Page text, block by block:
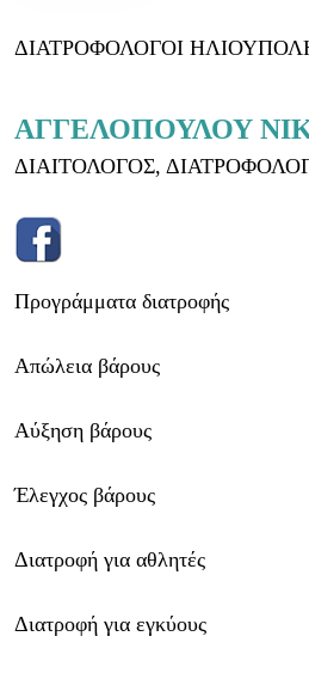
ΔΙΑΤΡΟΦΟΛΟΓΟΙ
ΑΓΓΕΛΟΠΟΥΛΟΥ
ΔΙΑΙΤΟΛΟΓΟΣ,
Προγράμματα διατροφής
Απώλεια βάρους
Αύξηση βάρους
Έλεγχος βάρους
Διατροφή για αθλητές
Διατροφή για εγκύους